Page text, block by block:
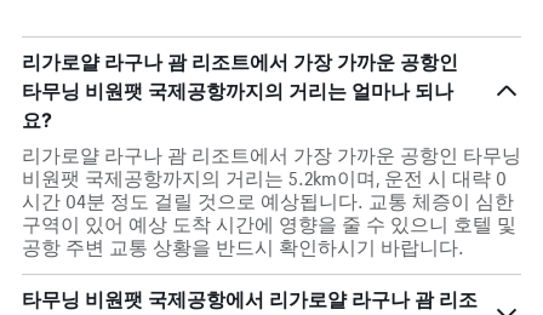
리가로얄 라구나 괌 리조트에서 가장 가까운 공항인
타무닝 비원팻 국제공항까지의 거리는 얼마나 되나
요?
리가로얄 라구나 괌 리조트에서 가장 가까운 공항인 타무닝
비원팻 국제공항까지의 거리는 5.2km이며, 운전 시 대략 0
시간 04분 정도 걸릴 것으로 예상됩니다. 교통 체증이 심한
구역이 있어 예상 도착 시간에 영향을 줄 수 있으니 호텔 및
공항 주변 교통 상황을 반드시 확인하시기 바랍니다.
타무닝 비원팻 국제공항에서 리가로얄 라구나 괌 리조